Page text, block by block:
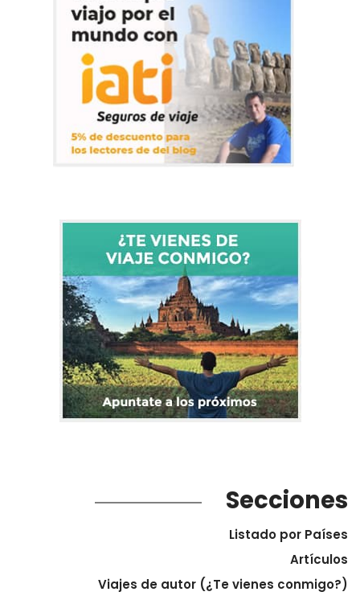
Secciones
Listado por Países
Artículos
Viajes de autor (¿Te vienes conmigo?)